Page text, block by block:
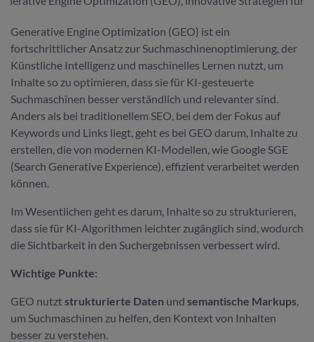
Generative Engine Optimization (GEO) ist ein
fortschrittlicher Ansatz zur Suchmaschinenoptimierung, der
Künstliche Intelligenz und maschinelles Lernen nutzt, um
Inhalte so zu optimieren, dass sie für KI-gesteuerte
Suchmaschinen besser verständlich und relevanter sind.
Anders als bei traditionellem SEO, bei dem der Fokus auf
Keywords und Links liegt, geht es bei GEO darum, Inhalte zu
erstellen, die von modernen KI-Modellen, wie Google SGE
(Search Generative Experience), effizient verarbeitet werden
können.
Im Wesentlichen geht es darum, Inhalte so zu strukturieren,
dass sie für KI-Algorithmen leichter zugänglich sind, wodurch
die Sichtbarkeit in den Suchergebnissen verbessert wird.
Wichtige Punkte:
GEO nutztstrukturierte Daten und semantische Markups,
um Suchmaschinen zu helfen, den Kontext von Inhalten
besser zu verstehen.